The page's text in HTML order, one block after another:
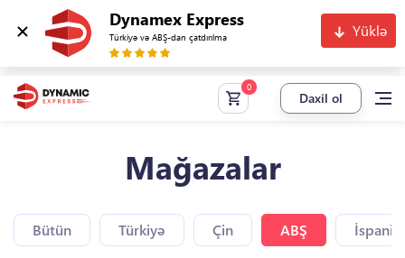
Dynamex Express
Türkiyə və ABŞ-dan çatdırılma Yüklə
Daxil ol
Mağazalar
Bütün Türkiyə Çin ABŞ